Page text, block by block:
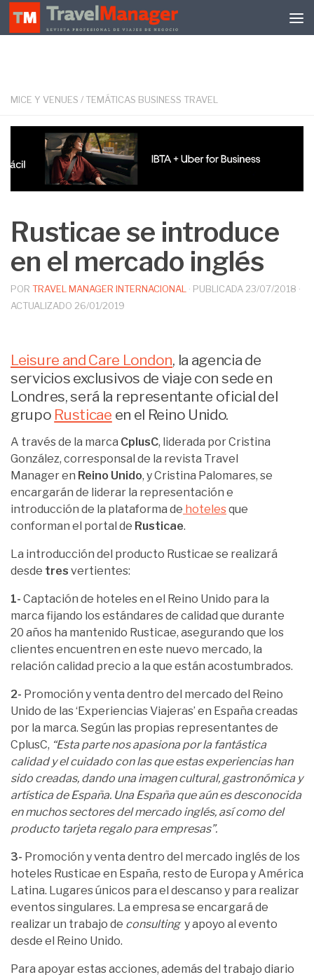
Debajo del contenido
MICE Y VENUES / TEMÁTICAS BUSINESS TRAVEL
Rusticae se introduce
en el mercado inglés
POR TRAVEL MANAGER INTERNACIONAL · PUBLICADA 23/07/2018 ·
ACTUALIZADO 26/01/2019
Leisure and Care London, la agencia de
servicios exclusivos de viaje con sede en
Londres, será la representante oficial del
grupo Rusticae en el Reino Unido.
A través de la marca CplusC, liderada por Cristina
González, corresponsal de la revista Travel
Manager en Reino Unido, y Cristina Palomares, se
encargarán de liderar la representación e
introducción de la plataforma de hotelesque
conforman el portal de Rusticae.
La introducción del producto Rusticae se realizará
desde tres vertientes:
1- Captación de hoteles en el Reino Unido para la
marca fijando los estándares de calidad que durante
20 años ha mantenido Rusticae, asegurando que los
clientes encuentren en este nuevo mercado, la
relación calidad precio a la que están acostumbrados.
2- Promoción y venta dentro del mercado del Reino
Unido de las ‘Experiencias Viajeras’ en España creadas
por la marca. Según las propias representantes de
CplusC, “Esta parte nos apasiona por la fantástica
calidad y el cuidado con las que estas experiencias han
sido creadas, dando una imagen cultural, gastronómica y
artística de España. Una España que aún es desconocida
en muchos sectores del mercado inglés, así como del
producto tarjeta regalo para empresas”.
3- Promoción y venta dentro del mercado inglés de los
hoteles Rusticae en España, resto de Europa y América
Latina. Lugares únicos para el descanso y para realizar
eventos singulares. La empresa se encargará de
realizar un trabajo de consultingy apoyo al evento
desde el Reino Unido.
Para apoyar estas acciones, además del trabajo diario